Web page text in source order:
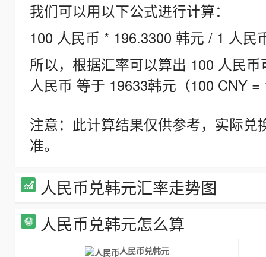
我们可以用以下公式进行计算：
100 人民币 * 196.3300 韩元 / 1 人民
所以，根据汇率可以算出 100 人民
人民币 等于 19633韩元（100 CNY =
注意：此计算结果仅供参考，实际
准。
人民币兑韩元汇率走势图
人民币兑韩元怎么算
人民币兑韩元